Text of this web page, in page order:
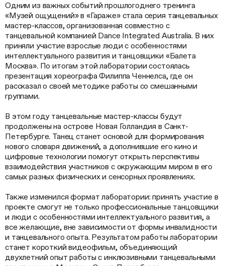
Одним из важных событий прошлогоднего тренинга
«Музей ощущений» в «Гараже» стала серия танцевальных
мастер-классов, организованная совместно с
танцевальной компанией Dance Integrated Australia. В них
приняли участие взрослые люди с особенностями
интеллектуального развития и танцовщики «Балета
Москва». По итогам этой лаборатории состоялась
презентация хореографа Филиппа Ченнелса, где он
рассказал о своей методике работы со смешанными
группами.
В этом году танцевальные мастер-классы будут
продолжены на острове Новая Голландия в Санкт-
Петербурге. Танец станет основой для формирования
нового словаря движений, а дополнившие его кино и
цифровые технологии помогут открыть перспективы
взаимодействия участников с окружающим миром в его
самых разных физических и сенсорных проявлениях.
Также изменился формат лаборатории: принять участие в
проекте смогут не только профессиональные танцовщики
и люди с особенностями интеллектуального развития, а
все желающие, вне зависимости от формы инвалидности
и танцевального опыта. Результатом работы лаборатории
станет короткий видеофильм, объединяющий
двухлетний опыт работы с инклюзивными танцевальными